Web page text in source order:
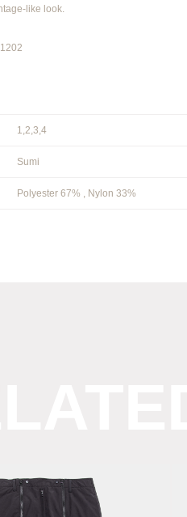
like look.
1,2,3,4
Sumi
Polyester 67% , Nylon 33%